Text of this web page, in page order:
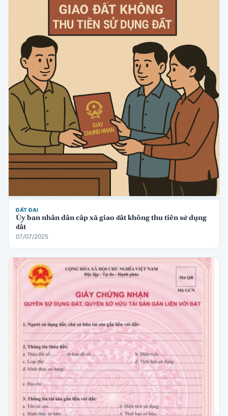
ĐẤT ĐAI
Ủy ban nhân dân cấp xã giao đất không thu tiền sử dụng
đất
07/07/2025